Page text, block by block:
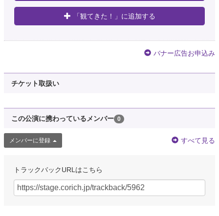
「観てきた！」に追加する
バナー広告お申込み
チケット取扱い
この公演に携わっているメンバー 0
メンバーに登録 すべて見る
トラックバックURLはこちら